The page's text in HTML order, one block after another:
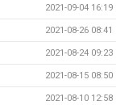
2021-09-04 16:19
2021-08-26 08:41
2021-08-24 09:23
2021-08-15 08:50
2021-08-10 12:58